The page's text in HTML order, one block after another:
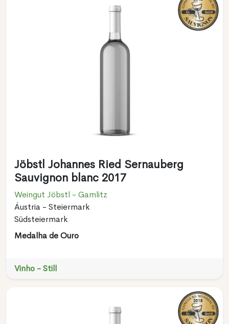
Jöbstl Johannes Ried Sernauberg
Sauvignon blanc 2017
Weingut Jöbstl - Gamlitz
Áustria - Steiermark
Südsteiermark
Medalha de Ouro
Vinho - Still